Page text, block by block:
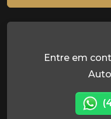
Entre em